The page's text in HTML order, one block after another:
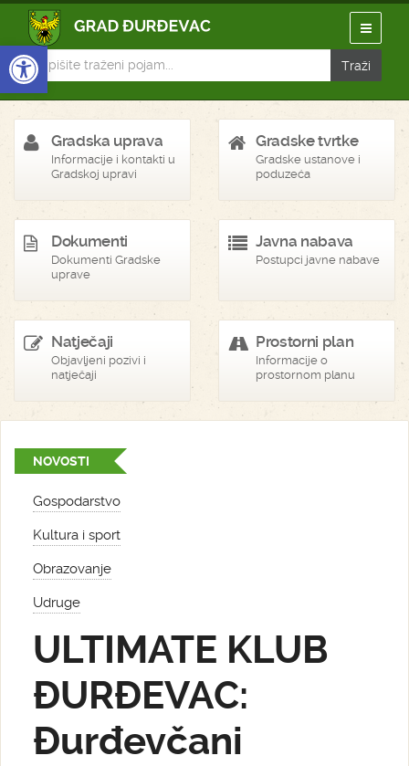
Open toolbar
Gradska uprava
Informacije i kontakti u
Gradskoj upravi
Gradske tvrtke
Gradske ustanove i
poduzeća
Dokumenti
Dokumenti Gradske
uprave
Javna nabava
Postupci javne nabave
Natječaji
Objavljeni pozivi i
natječaji
Prostorni plan
Informacije o
prostornom planu
NOVOSTI
Gospodarstvo
Kultura i sport
Obrazovanje
Udruge
ULTIMATE KLUB
ĐURĐEVAC:
Đurđevčani